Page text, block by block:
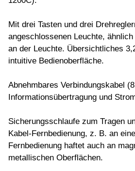
Mit drei Tasten und drei
angeschlossenen Leuchte,
an der Leuchte. Übersichtliches
intuitive Bedienoberfläche.
Abnehmbares Verbindungskabel
Informationsübertragung und
Sicherungsschlaufe zum Tragen
Kabel-Fernbedienung, z. B. an
Fernbedienung haftet auch an
metallischen Oberflächen.